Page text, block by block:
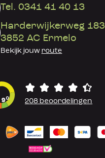
Tel. 0341 41 40 13
Harderwijkerweg 183
3852 AC Ermelo
Bekijk jouw route
90 208 beoordelingen